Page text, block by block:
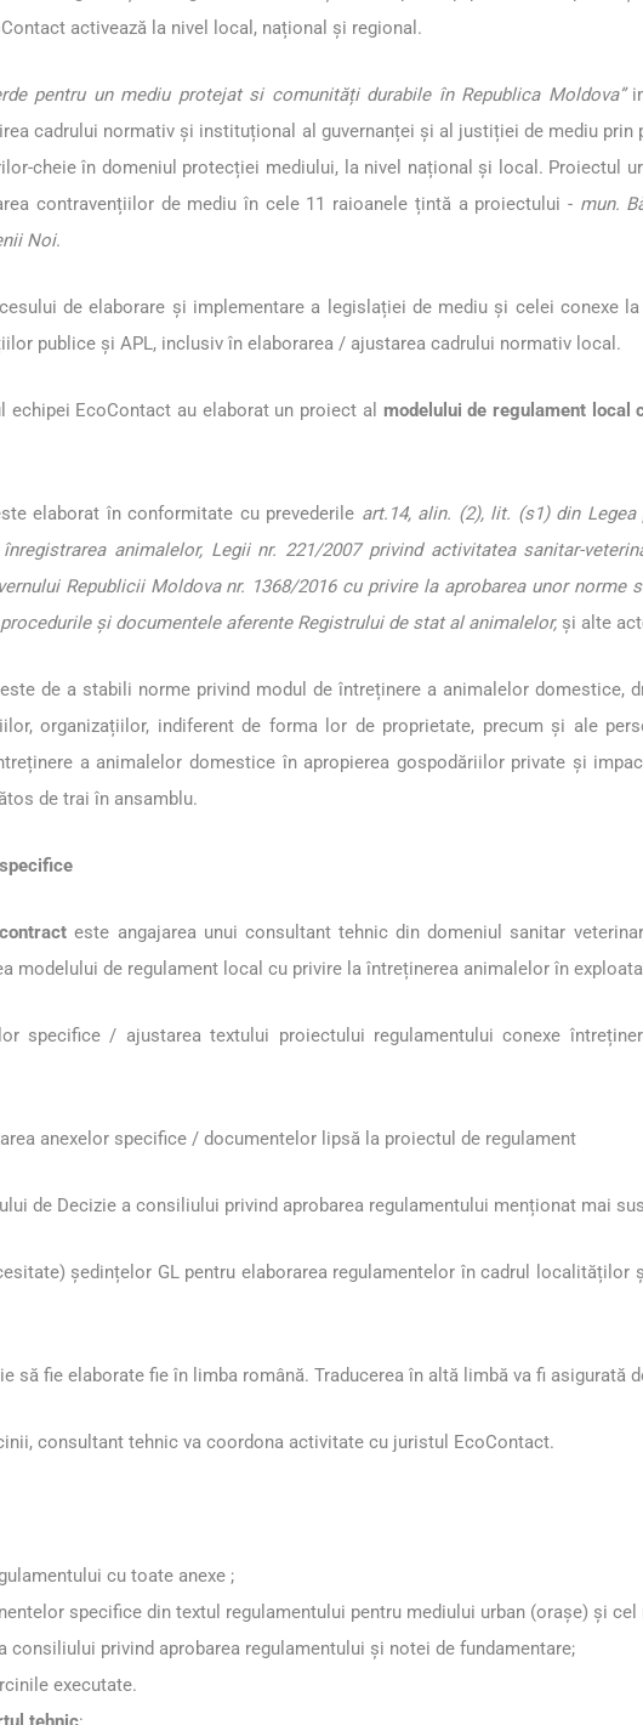
activează la nivel local, național și regional.
pentru un mediu protejat si comunități durabile în Republica Moldova”
cadrului normativ și instituțional al guvernanței și al justiției de mediu
cheie în domeniul protecției mediului, la nivel național și local. Proiectul
contravențiilor de mediu în cele 11 raioanele țintă a proiectului - mun.
Noi.
de elaborare și implementare a legislației de mediu și celei conexe
publice și APL, inclusiv în elaborarea / ajustarea cadrului normativ local.
EcoContact au elaborat un proiect al modelului de regulament local
elaborat în conformitate cu prevederile art.14, alin. (2), lit. (s1) din Legea
animalelor, Legii nr. 221/2007 privind activitatea sanitar-
Republicii Moldova nr. 1368/2016 cu privire la aprobarea unor norme
și documentele aferente Registrului de stat al animalelor, și alte
de a stabili norme privind modul de întreținere a animalelor
organizațiilor, indiferent de forma lor de proprietate, precum și ale
a animalelor domestice în apropierea gospodăriilor private și
de trai în ansamblu.
este angajarea unui consultant tehnic din domeniul sanitar
modelului de regulament local cu privire la întreținerea animalelor în
specifice / ajustarea textului proiectului regulamentului conexe
anexelor specifice / documentelor lipsă la proiectul de regulament
de Decizie a consiliului privind aprobarea regulamentului menționat mai
ședințelor GL pentru elaborarea regulamentelor în cadrul
să fie elaborate fie în limba română. Traducerea în altă limbă va fi asigurată
consultant tehnic va coordona activitate cu juristul EcoContact.
cu toate anexe ;
specifice din textul regulamentului pentru mediului urban (orașe) și cel
consiliului privind aprobarea regulamentului și notei de fundamentare;
executate.